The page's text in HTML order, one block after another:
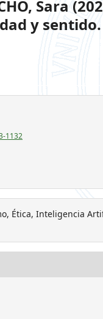
Sara
y
1132
Ética, Inteligencia